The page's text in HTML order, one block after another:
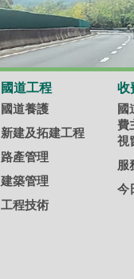
國道工程
國道養護
新建及拓建工程
路產管理
建築管理
工程技術
收
國
費
視
服
今